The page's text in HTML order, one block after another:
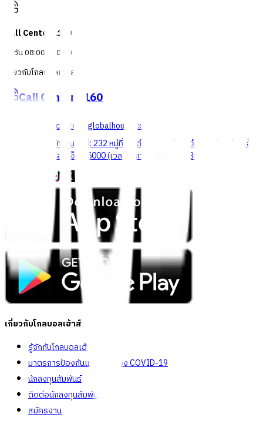
Call Center 1160
ทุกวัน 08:00 - 20:00 น.
เกี่ยวกับโกลบอลเฮ้าส์
Call Center 1160
callcenter@globalhouse.co.th
สำนักงานใหญ่: 232 หมู่ที่ 19 ตำบลรอบเมือง อำเภอเมืองร้อยเอ็ด
จังหวัดร้อยเอ็ด 45000 (เวลาทำการ 08:30 - 17:30 น.)
เกี่ยวกับโกลบอลเฮ้าส์
รู้จักกับโกลบอลเฮ้าส์
มาตรการป้องกันและคัดกรอง COVID-19
นักลงทุนสัมพันธ์
ติดต่อนักลงทุนสัมพันธ์
สมัครงาน